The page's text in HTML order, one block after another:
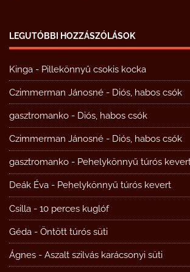
LEGUTÓBBI HOZZÁSZÓLÁSOK
Kinga - Pillekönnyű csokis kocka
Czimmerman Jánosné - Diós, habos csók
gasztromanko - Diós, habos csók
Czimmerman Jánosné - Diós, habos csók
gasztromanko - Pehelykönnyű túrós
Deák Éva - Pehelykönnyű túrós kevert
Csilla - 10 perces kuglóf
Géda - Öntött túrós süti
Ágnes - Aszalt szilvás karácsonyi süti